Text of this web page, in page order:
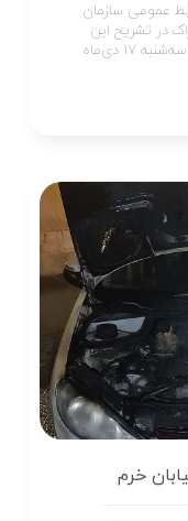
عمومی سازمان
در تشریح این
حادثه اظهار کرد: ساعت ۱۲:۱۵ ظهر امروز سه‌شنبه ۱۷ دی‌ماه